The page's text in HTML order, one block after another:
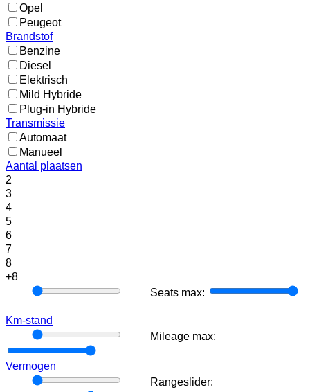
Opel
Peugeot
Brandstof
Benzine
Diesel
Elektrisch
Mild Hybride
Plug-in Hybride
Transmissie
Automaat
Manueel
Aantal plaatsen
2
3
4
5
6
7
8
+8
Seats
Seats max:
Km-stand
Mileage
min:
Mileage max:
Vermogen
Rangeslider:
Rangeslider: